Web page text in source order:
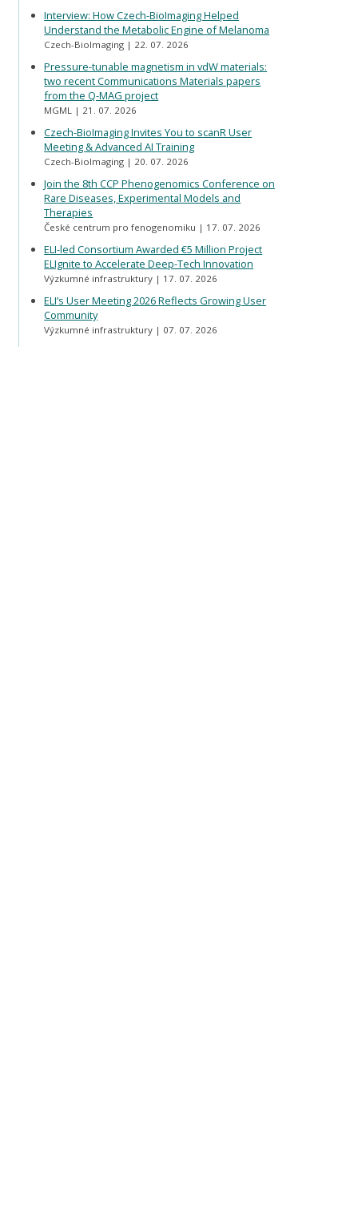
Interview: How Czech-BioImaging Helped
Understand the Metabolic Engine of Melanoma
Czech-BioImaging 22. 07. 2026
Pressure-tunable magnetism in vdW materials:
two recent Communications Materials papers
from the Q-MAG project
MGML 21. 07. 2026
Czech-BioImaging Invites You to scanR User
Meeting & Advanced AI Training
Czech-BioImaging 20. 07. 2026
Join the 8th CCP Phenogenomics Conference on
Rare Diseases, Experimental Models and
Therapies
České centrum pro fenogenomiku 17. 07. 2026
ELI-led Consortium Awarded €5 Million Project
ELIgnite to Accelerate Deep-Tech Innovation
Výzkumné infrastruktury 17. 07. 2026
ELI’s User Meeting 2026 Reflects Growing User
Community
Výzkumné infrastruktury 07. 07. 2026